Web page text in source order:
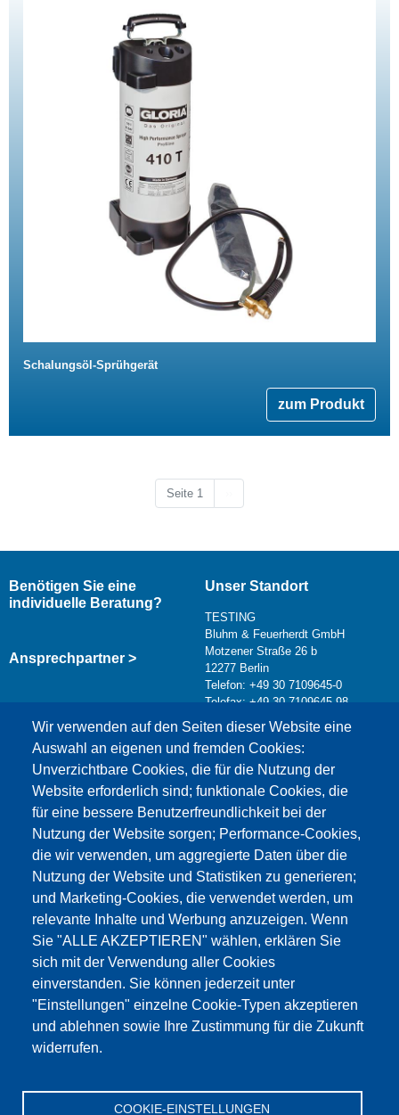
Schalungsöl-Sprühgerät
zum Produkt
Seite 1
Wir verwenden auf den Seiten dieser Website eine
Auswahl an eigenen und fremden Cookies:
Unverzichtbare Cookies, die für die Nutzung der
Website erforderlich sind; funktionale Cookies, die
für eine bessere Benutzerfreundlichkeit bei der
Nutzung der Website sorgen; Performance-Cookies,
die wir verwenden, um aggregierte Daten über die
Nutzung der Website und Statistiken zu generieren;
und Marketing-Cookies, die verwendet werden, um
relevante Inhalte und Werbung anzuzeigen. Wenn
Sie "ALLE AKZEPTIEREN" wählen, erklären Sie
sich mit der Verwendung aller Cookies
einverstanden. Sie können jederzeit unter
"Einstellungen" einzelne Cookie-Typen akzeptieren
und ablehnen sowie Ihre Zustimmung für die Zukunft
widerrufen.
COOKIE-EINSTELLUNGEN
Benötigen Sie eine
individuelle Beratung?
Ansprechpartner >
Unser Standort
TESTING
Bluhm & Feuerherdt GmbH
Motzener Straße 26 b
12277 Berlin
Telefon: +49 30 7109645-0
Telefax: +49 30 7109645-98
info@testing.de
Dieser Inhalt ist blockiert, da die Google Maps
Cookies nicht akzeptiert wurden.
NUR DIE GOOGLE MAPS COOKIES
AKZEPTIEREN.
Alle Cookies akzeptieren